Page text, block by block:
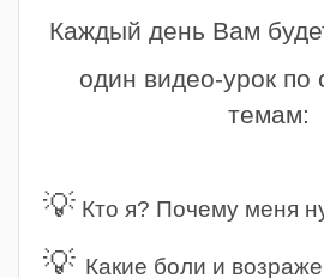
Каждый день Вам
один видео-урок
темам:
💡 Кто я? Почему меня
💡 Какие боли и